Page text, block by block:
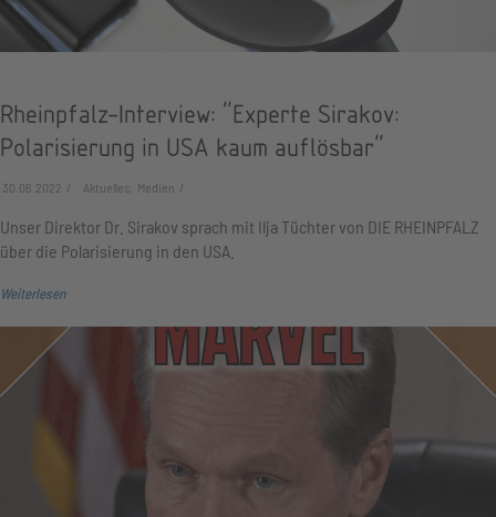
Rheinpfalz-Interview: "Experte Sirakov:
Polarisierung in USA kaum auflösbar"
30.06.2022 Aktuelles, Medien
Unser Direktor Dr. Sirakov sprach mit Ilja Tüchter von DIE RHEINPFALZ
über die Polarisierung in den USA.
Weiterlesen